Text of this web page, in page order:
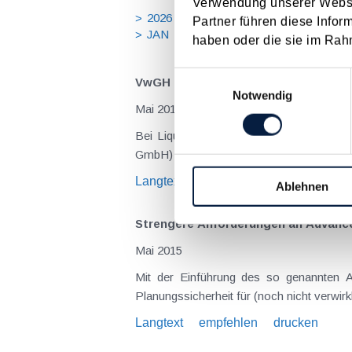
Partner führen diese
haben oder die sie im
Notwendig
Ablehnen
2026 2025 2024 2023
JAN
FEB MÄR APR
VwGH legt strenge Maßstäbe an
Mai 2015
Bei Liquiditätsbedarf, etwa um die Kosten der
Langtext
drucken
Strengere Anforderungen an
Mai 2015
Mit der Einführung des so genannten
Langtext
empfehlen drucken